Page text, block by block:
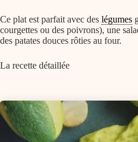
Ce plat est parfait avec des légumes
courgettes ou des poivrons), une
des patates douces rôties au four.
La recette détaillée